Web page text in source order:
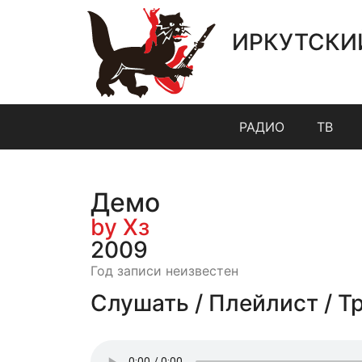
РАДИО ТВ
Демо
by Хз
2009
Год записи неизвестен
Слушать / Плейлист /